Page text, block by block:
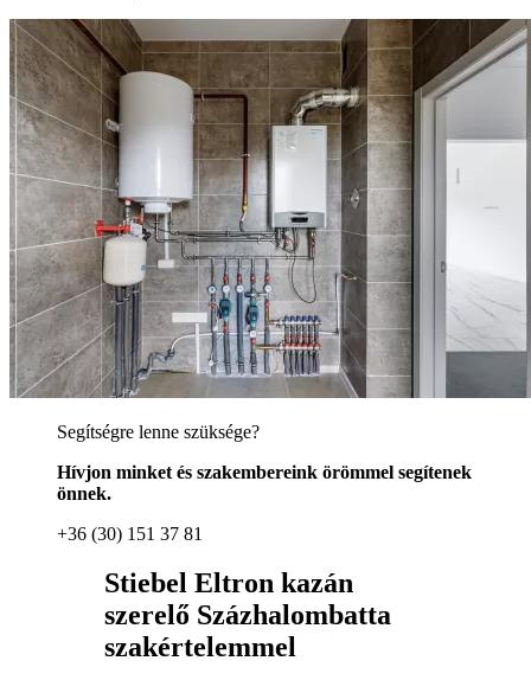
Segítségre lenne szüksége?
Hívjon minket és szakembereink örömmel segítenek
önnek.
+36 (30) 151 37 81
Stiebel Eltron kazán
szerelő Százhalombatta
szakértelemmel